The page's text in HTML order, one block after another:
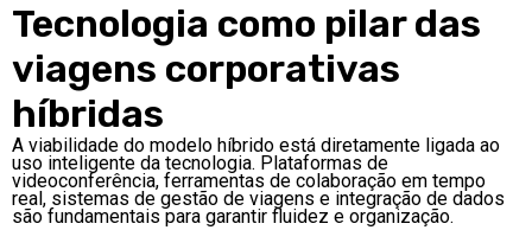
Tecnologia como pilar das
viagens corporativas
híbridas
A viabilidade do modelo híbrido está diretamente ligada ao
uso inteligente da tecnologia. Plataformas de
videoconferência, ferramentas de colaboração em tempo
real, sistemas de gestão de viagens e integração de dados
são fundamentais para garantir fluidez e organização.